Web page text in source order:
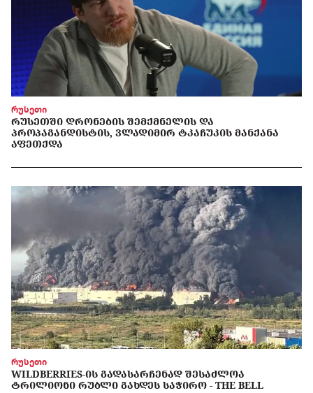
რუსეთი
ᲠᲣᲡᲔᲗᲨᲘ ᲓᲠᲝᲜᲔᲑᲘᲡ ᲨᲔᲛᲥᲛᲜᲔᲚᲘᲡ ᲓᲐ
ᲞᲠᲝᲞᲐᲒᲐᲜᲓᲘᲡᲢᲘᲡ, ᲕᲚᲐᲓᲘᲛᲘᲠ ᲢᲙᲐᲩᲣᲙᲘᲡ ᲛᲐᲜᲥᲐᲜᲐ
ᲐᲤᲔᲗᲥᲓᲐ
რუსეთი
WILDBERRIES-ᲘᲡ ᲒᲐᲓᲐᲡᲐᲠᲩᲔᲜᲐᲓ ᲨᲔᲡᲐᲫᲚᲝᲐ
ᲢᲠᲘᲚᲘᲝᲜᲘ ᲠᲣᲑᲚᲘ ᲒᲐᲮᲓᲔᲡ ᲡᲐᲭᲘᲠᲝ - THE BELL